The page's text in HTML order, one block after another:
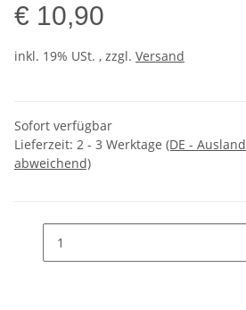
€ 10,90
inkl. 19% USt. , zzgl. Versand
Sofort verfügbar
Lieferzeit: 2 - 3 Werktage (DE - Ausland
abweichend)